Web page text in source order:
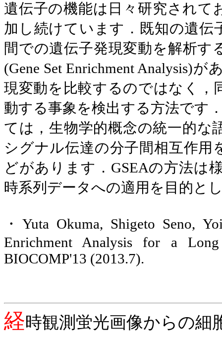
遺伝子の機能は日々研究されて
加し続けています．既知の遺伝
間での遺伝子発現変動を解析す
(Gene Set Enrichment Analysis)が
現変動を比較するのではなく，
動する事象を検出する方法です
ては，生物学的概念の統一的な
シグナル伝達の分子間相互作
どがあります． GSEAの方法は
時系列データへの適用を目的と
・Yuta Okuma, Shigeto Seno,
Enrichment Analysis for a
BIOCOMP'13 (2013.7).
経時観測蛍光画像からの細